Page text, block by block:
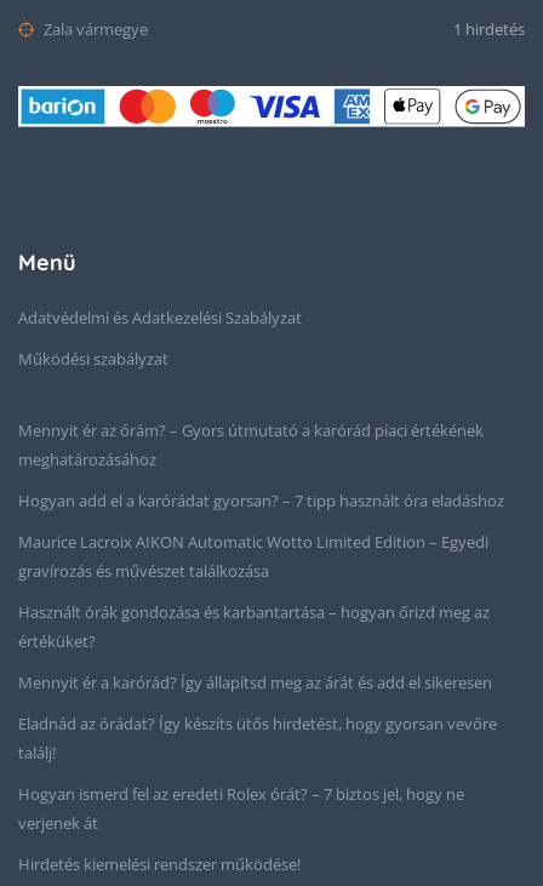
Zala vármegye 1 hirdetés
Menü
Adatvédelmi és Adatkezelési Szabályzat
Működési szabályzat
Mennyit ér az órám? – Gyors útmutató a karórád piaci értékének
meghatározásához
Hogyan add el a karórádat gyorsan? – 7 tipp használt óra eladáshoz
Maurice Lacroix AIKON Automatic Wotto Limited Edition – Egyedi
gravírozás és művészet találkozása
Használt órák gondozása és karbantartása – hogyan őrizd meg az
értéküket?
Mennyit ér a karórád? Így állapítsd meg az árát és add el sikeresen
Eladnád az órádat? Így készíts ütős hirdetést, hogy gyorsan vevőre
találj!
Hogyan ismerd fel az eredeti Rolex órát? – 7 biztos jel, hogy ne
verjenek át
Hirdetés kiemelési rendszer működése!